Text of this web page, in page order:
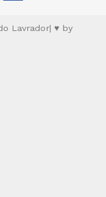
Lavrador| ♥ by